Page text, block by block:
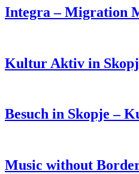
Integra – Migration
Kultur Aktiv in
Besuch in Skopje –
Music without